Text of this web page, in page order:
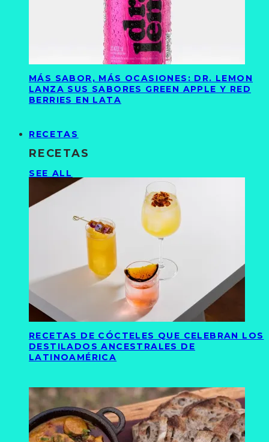
MÁS SABOR, MÁS OCASIONES: DR. LEMON
LANZA SUS SABORES GREEN APPLE Y RED
BERRIES EN LATA
RECETAS
RECETAS
SEE ALL
RECETAS DE CÓCTELES QUE CELEBRAN LOS
DESTILADOS ANCESTRALES DE
LATINOAMÉRICA